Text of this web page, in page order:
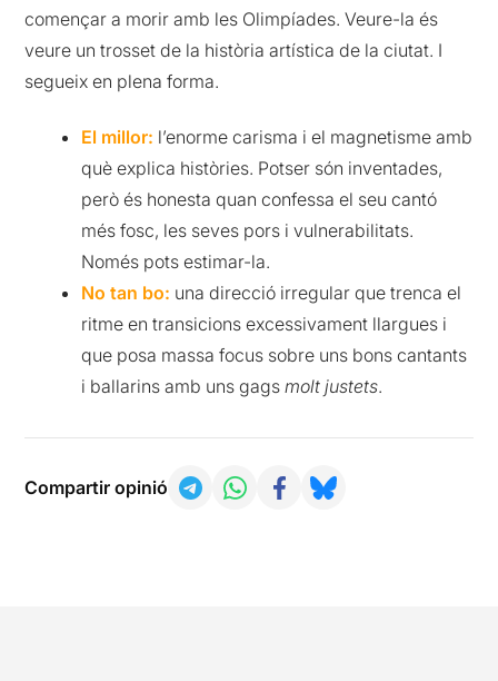
començar a morir amb les Olimpíades. Veure-la és
veure un trosset de la història artística de la ciutat. I
segueix en plena forma.
El millor: l’enorme carisma i el magnetisme amb
què explica històries. Potser són inventades,
però és honesta quan confessa el seu cantó
més fosc, les seves pors i vulnerabilitats.
Només pots estimar-la.
No tan bo: una direcció irregular que trenca el
ritme en transicions excessivament llargues i
que posa massa focus sobre uns bons cantants
i ballarins amb uns gags molt justets.
Compartir opinió